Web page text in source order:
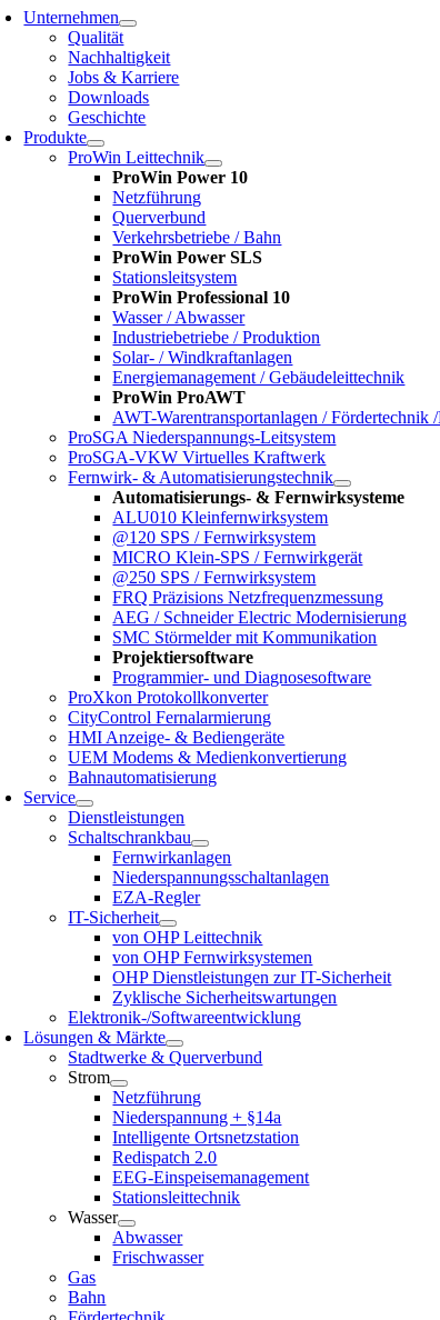
Unternehmen
Qualität
Nachhaltigkeit
Jobs & Karriere
Downloads
Geschichte
Produkte
ProWin Leittechnik
ProWin Power 10
Netzführung
Querverbund
Verkehrsbetriebe / Bahn
ProWin Power SLS
Stationsleitsystem
ProWin Professional 10
Wasser / Abwasser
Industriebetriebe / Produktion
Solar- / Windkraftanlagen
Energiemanagement / Gebäudeleittechnik
ProWin ProAWT
AWT-Warentransportanlagen / Fördertechnik
ProSGA Niederspannungs-Leitsystem
ProSGA-VKW Virtuelles Kraftwerk
Fernwirk- & Automatisierungstechnik
Automatisierungs- & Fernwirksysteme
ALU010 Kleinfernwirksystem
@120 SPS / Fernwirksystem
MICRO Klein-SPS / Fernwirkgerät
@250 SPS / Fernwirksystem
FRQ Präzisions Netzfrequenzmessung
AEG / Schneider Electric Modernisierung
SMC Störmelder mit Kommunikation
Projektiersoftware
Programmier- und Diagnosesoftware
ProXkon Protokollkonverter
CityControl Fernalarmierung
HMI Anzeige- & Bediengeräte
UEM Modems & Medienkonvertierung
Bahnautomatisierung
Service
Dienstleistungen
Schaltschrankbau
Fernwirkanlagen
Niederspannungsschaltanlagen
EZA-Regler
IT-Sicherheit
von OHP Leittechnik
von OHP Fernwirksystemen
OHP Dienstleistungen zur IT-Sicherheit
Zyklische Sicherheitswartungen
Elektronik-/Softwareentwicklung
Lösungen & Märkte
Stadtwerke & Querverbund
Strom
Netzführung
Niederspannung + §14a
Intelligente Ortsnetzstation
Redispatch 2.0
EEG-Einspeisemanagement
Stationsleittechnik
Wasser
Abwasser
Frischwasser
Gas
Bahn